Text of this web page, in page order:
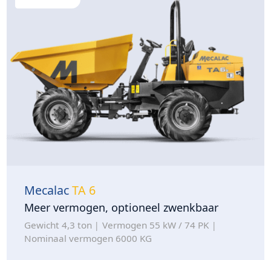
MecalacTA 6
Meer vermogen, optioneel zwenkbaar
Gewicht 4,3 ton
Vermogen 55 kW / 74 PK
Nominaal vermogen 6000 KG